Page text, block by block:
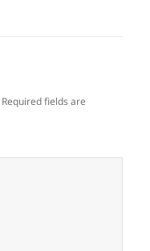
Required fields are